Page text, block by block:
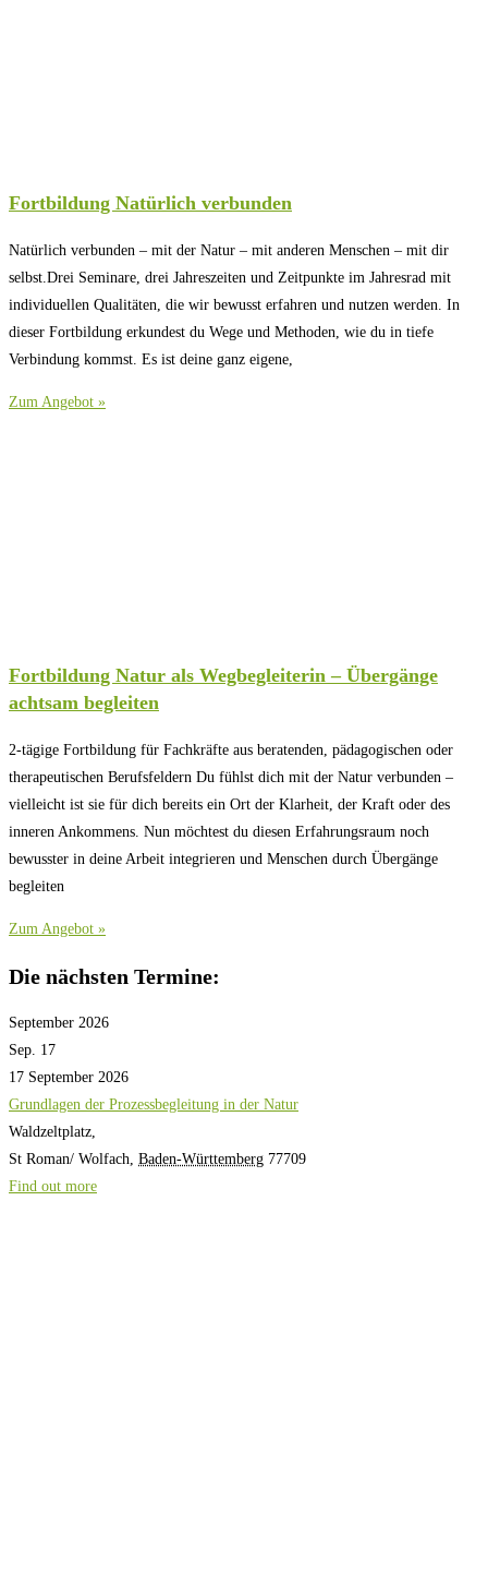
Fortbildung Natürlich verbunden
Natürlich verbunden – mit der Natur – mit anderen Menschen – mit dir
selbst.Drei Seminare, drei Jahreszeiten und Zeitpunkte im Jahresrad mit
individuellen Qualitäten, die wir bewusst erfahren und nutzen werden. In
dieser Fortbildung erkundest du Wege und Methoden, wie du in tiefe
Verbindung kommst. Es ist deine ganz eigene,
Zum Angebot »
Fortbildung Natur als Wegbegleiterin – Übergänge
achtsam begleiten
2-tägige Fortbildung für Fachkräfte aus beratenden, pädagogischen oder
therapeutischen Berufsfeldern Du fühlst dich mit der Natur verbunden –
vielleicht ist sie für dich bereits ein Ort der Klarheit, der Kraft oder des
inneren Ankommens. Nun möchtest du diesen Erfahrungsraum noch
bewusster in deine Arbeit integrieren und Menschen durch Übergänge
begleiten
Zum Angebot »
Die nächsten Termine:
September 2026
Sep. 17
17 September 2026
Grundlagen der Prozessbegleitung in der Natur
Waldzeltplatz,
St Roman/ Wolfach, Baden-Württemberg 77709
Find out more